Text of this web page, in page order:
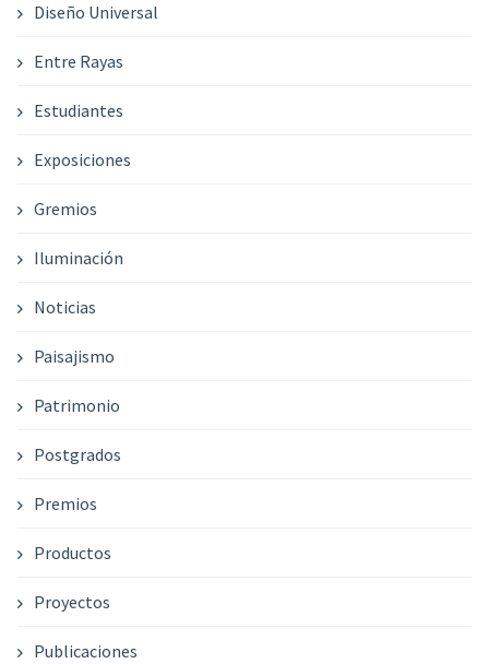
Diseño Universal
Entre Rayas
Estudiantes
Exposiciones
Gremios
Iluminación
Noticias
Paisajismo
Patrimonio
Postgrados
Premios
Productos
Proyectos
Publicaciones